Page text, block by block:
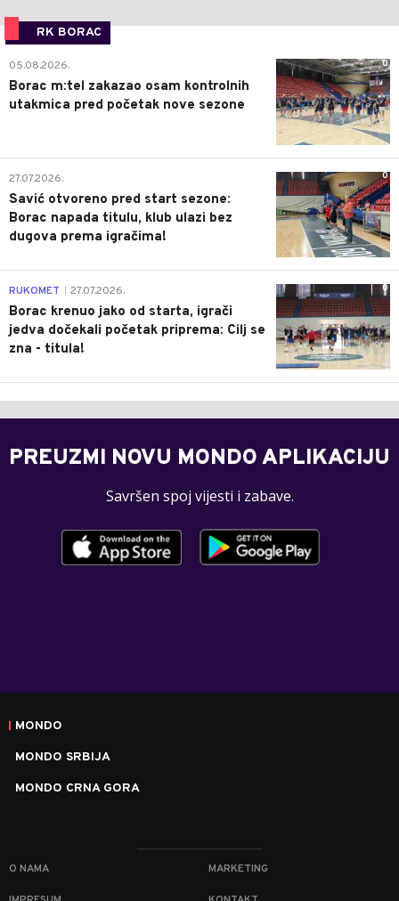
RK BORAC
0
05.08.2026.
Borac m:tel zakazao osam kontrolnih
utakmica pred početak nove sezone
0
27.07.2026.
Savić otvoreno pred start sezone:
Borac napada titulu, klub ulazi bez
dugova prema igračima!
0
RUKOMET 27.07.2026.
Borac krenuo jako od starta, igrači
jedva dočekali početak priprema: Cilj se
zna - titula!
PREUZMI NOVU MONDO APLIKACIJU
Savršen spoj vijesti i zabave.
MONDO
MONDO SRBIJA
MONDO CRNA GORA
O NAMA MARKETING